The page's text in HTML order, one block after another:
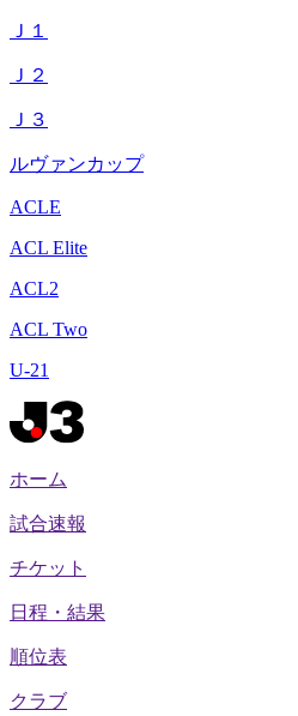
Ｊ１
Ｊ２
Ｊ３
ルヴァンカップ
ACLE
ACL Elite
ACL2
ACL Two
U-21
ホーム
試合速報
チケット
日程・結果
順位表
クラブ